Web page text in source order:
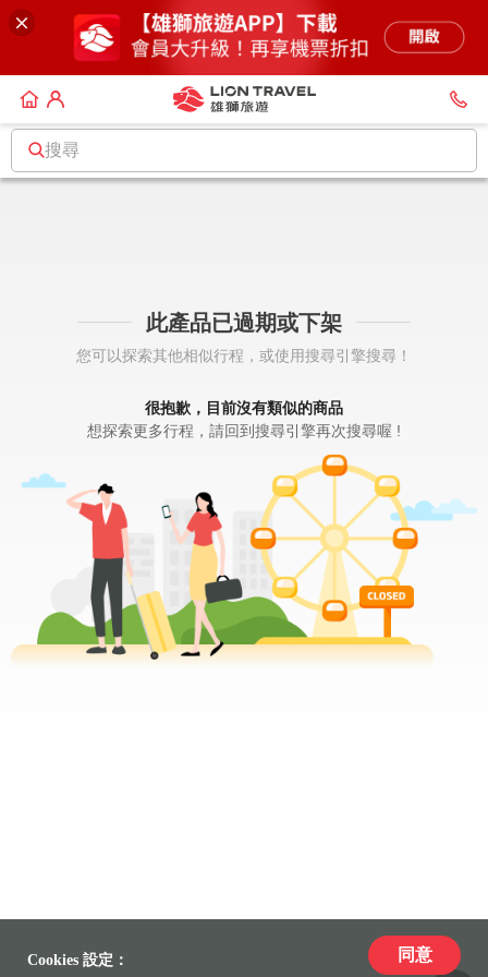
搜尋
此產品已過期或下架
您可以探索其他相似行程，或使用搜尋引擎搜尋！
很抱歉，目前沒有類似的商品
想探索更多行程，請回到搜尋引擎再次搜尋喔 !
Cookies 設定： 同意